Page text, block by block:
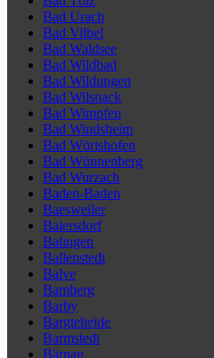
Bad Urach
Bad Vilbel
Bad Waldsee
Bad Wildbad
Bad Wildungen
Bad Wilsnack
Bad Wimpfen
Bad Windsheim
Bad Wörishofen
Bad Wünnenberg
Bad Wurzach
Baden-Baden
Baesweiler
Baiersdorf
Balingen
Ballenstedt
Balve
Bamberg
Barby
Bargteheide
Barmstedt
Bärnau